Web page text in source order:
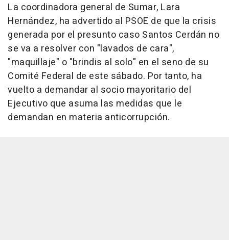
La coordinadora general de Sumar, Lara
Hernández, ha advertido al PSOE de que la crisis
generada por el presunto caso Santos Cerdán no
se va a resolver con "lavados de cara",
"maquillaje" o "brindis al solo" en el seno de su
Comité Federal de este sábado. Por tanto, ha
vuelto a demandar al socio mayoritario del
Ejecutivo que asuma las medidas que le
demandan en materia anticorrupción.